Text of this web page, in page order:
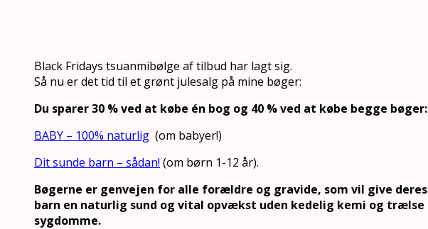
Black Fridays tsuanmibølge af tilbud har lagt sig.
Så nu er det tid til et grønt julesalg på mine bøger:
Du sparer 30 % ved at købe én bog og 40 % ved at købe begge bøger:
BABY – 100% naturlig (om babyer!)
Dit sunde barn – sådan! (om børn 1-12 år).
Bøgerne er genvejen for alle forældre og gravide, som vil give deres
barn en naturlig sund og vital opvækst uden kedelig kemi og trælse
sygdomme.